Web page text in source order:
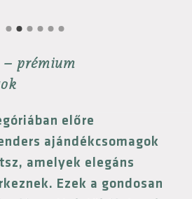
prémium
előre
ajándékcsomagok
amelyek elegáns
Ezek a gondosan